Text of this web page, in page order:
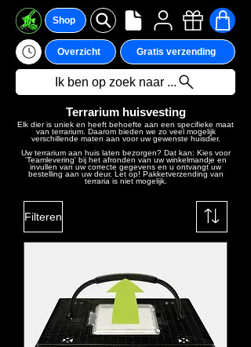
Shop
Overzicht Gratis verzending
Ik ben op zoek naar ...
Terrarium huisvesting
Elk dier is uniek en heeft behoefte aan een specifieke maat
van terrarium. Daarom bieden we zo veel mogelijk
verschillende maten aan voor uw gewenste huisdier.
Uw terrarium aan huis laten bezorgen? Dat kan: Kies voor
'Teamlevering' bij het afronden van uw winkelmandje en
invullen van uw correcte gegevens en u ontvangt uw
bestelling aan uw deur. Let op! Pakketverzending van
terraria is niet mogelijk.
We hebben momenteel
geen producten om
weer te geven.
Filteren